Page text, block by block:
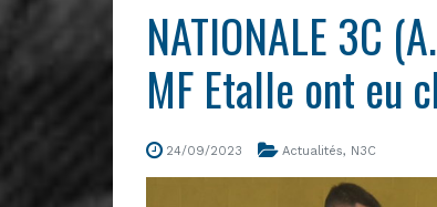
NATIONALE 3C
MF Etalle ont eu
24/09/2023 Actualités, N3C